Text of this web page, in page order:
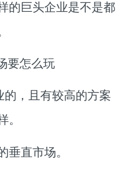
的巨头企业是不是都
要怎么玩
，且有较高的方案
。
垂直市场。